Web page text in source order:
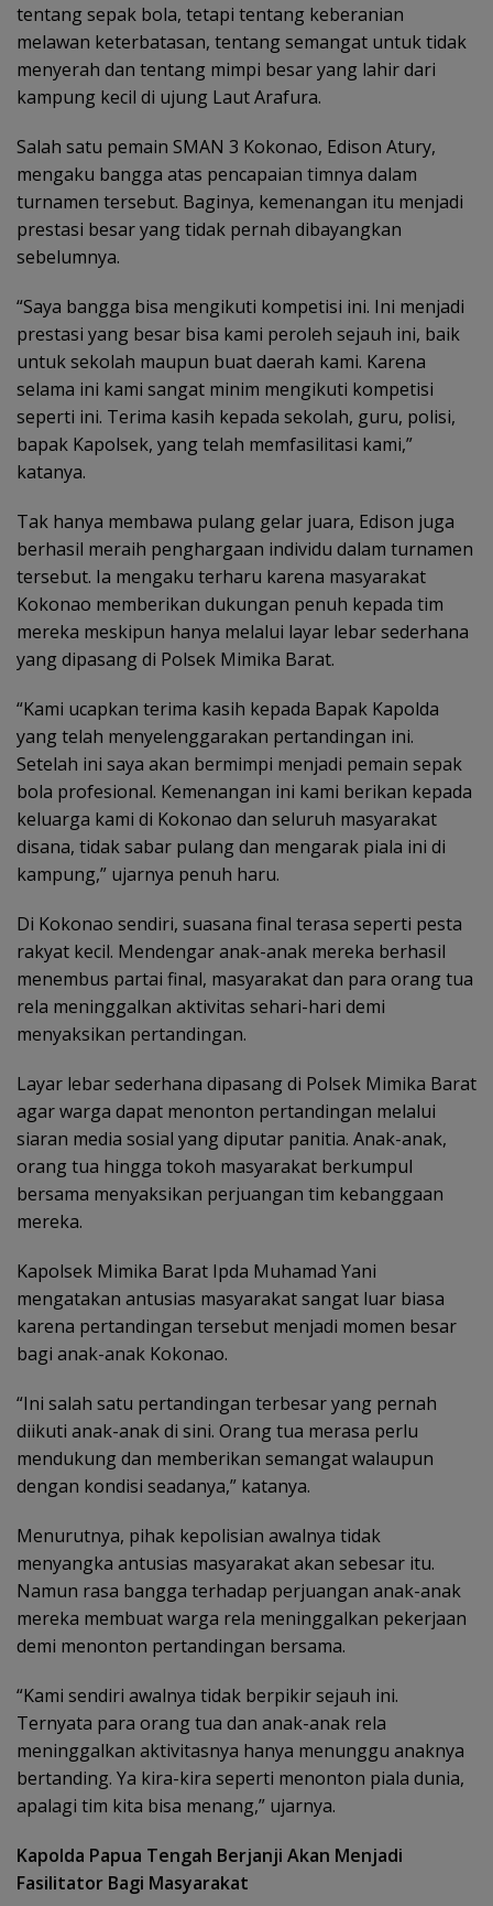
tentang sepak bola, tetapi tentang keberanian
melawan keterbatasan, tentang semangat untuk tidak
menyerah dan tentang mimpi besar yang lahir dari
kampung kecil di ujung Laut Arafura.
Salah satu pemain SMAN 3 Kokonao, Edison Atury,
mengaku bangga atas pencapaian timnya dalam
turnamen tersebut. Baginya, kemenangan itu menjadi
prestasi besar yang tidak pernah dibayangkan
sebelumnya.
“Saya bangga bisa mengikuti kompetisi ini. Ini menjadi
prestasi yang besar bisa kami peroleh sejauh ini, baik
untuk sekolah maupun buat daerah kami. Karena
selama ini kami sangat minim mengikuti kompetisi
seperti ini. Terima kasih kepada sekolah, guru, polisi,
bapak Kapolsek, yang telah memfasilitasi kami,”
katanya.
Tak hanya membawa pulang gelar juara, Edison juga
berhasil meraih penghargaan individu dalam turnamen
tersebut. Ia mengaku terharu karena masyarakat
Kokonao memberikan dukungan penuh kepada tim
mereka meskipun hanya melalui layar lebar sederhana
yang dipasang di Polsek Mimika Barat.
“Kami ucapkan terima kasih kepada Bapak Kapolda
yang telah menyelenggarakan pertandingan ini.
Setelah ini saya akan bermimpi menjadi pemain sepak
bola profesional. Kemenangan ini kami berikan kepada
keluarga kami di Kokonao dan seluruh masyarakat
disana, tidak sabar pulang dan mengarak piala ini di
kampung,” ujarnya penuh haru.
Di Kokonao sendiri, suasana final terasa seperti pesta
rakyat kecil. Mendengar anak-anak mereka berhasil
menembus partai final, masyarakat dan para orang tua
rela meninggalkan aktivitas sehari-hari demi
menyaksikan pertandingan.
Layar lebar sederhana dipasang di Polsek Mimika Barat
agar warga dapat menonton pertandingan melalui
siaran media sosial yang diputar panitia. Anak-anak,
orang tua hingga tokoh masyarakat berkumpul
bersama menyaksikan perjuangan tim kebanggaan
mereka.
Kapolsek Mimika Barat Ipda Muhamad Yani
mengatakan antusias masyarakat sangat luar biasa
karena pertandingan tersebut menjadi momen besar
bagi anak-anak Kokonao.
“Ini salah satu pertandingan terbesar yang pernah
diikuti anak-anak di sini. Orang tua merasa perlu
mendukung dan memberikan semangat walaupun
dengan kondisi seadanya,” katanya.
Menurutnya, pihak kepolisian awalnya tidak
menyangka antusias masyarakat akan sebesar itu.
Namun rasa bangga terhadap perjuangan anak-anak
mereka membuat warga rela meninggalkan pekerjaan
demi menonton pertandingan bersama.
“Kami sendiri awalnya tidak berpikir sejauh ini.
Ternyata para orang tua dan anak-anak rela
meninggalkan aktivitasnya hanya menunggu anaknya
bertanding. Ya kira-kira seperti menonton piala dunia,
apalagi tim kita bisa menang,” ujarnya.
Kapolda Papua Tengah Berjanji Akan Menjadi
Fasilitator Bagi Masyarakat